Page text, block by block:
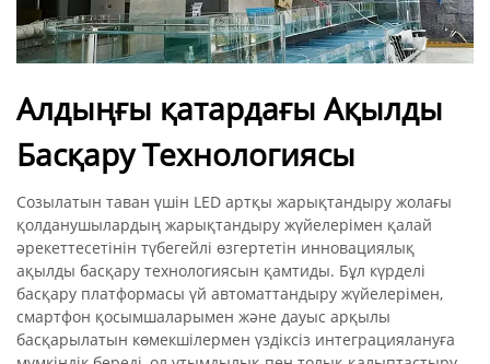
Алдыңғы қатардағы Ақылды
Басқару Технологиясы
Созылатын таван үшін LED артқы жарықтандыру жолағы
қолданушылардың жарықтандыру жүйелерімен қалай
әрекеттесетінін түбегейлі өзгертетін инновациялық
ақылды басқару технологиясын қамтиды. Бұл күрделі
басқару платформасы үй автоматтандыру жүйелерімен,
смартфон қосымшаларымен және дауыс арқылы
басқарылатын көмекшілермен үздіксіз интеграциялануға